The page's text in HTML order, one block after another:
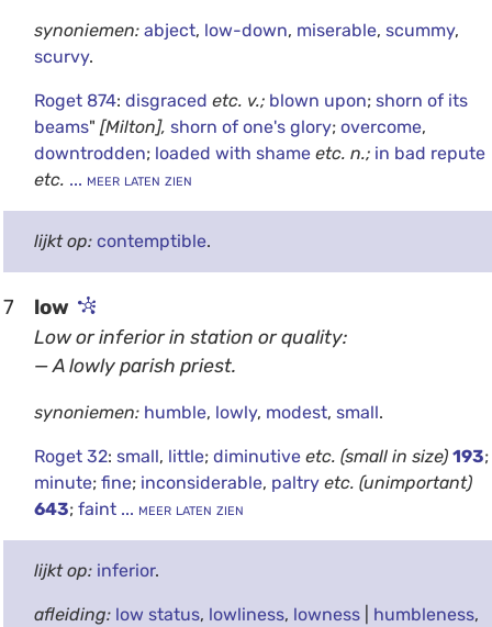
synoniemen: abject, low-down, miserable, scummy,
scurvy.
Roget 874: disgraced etc. v.; blown upon; shorn of its
beams" [Milton], shorn of one's glory; overcome,
downtrodden; loaded with shame etc. n.; in bad repute
etc. ... meer laten zien
lijkt op: contemptible.
7 low
Low or inferior in station or quality:
— A lowly parish priest.
synoniemen: humble, lowly, modest, small.
Roget 32: small, little; diminutive etc. (small in size) 193;
minute; fine; inconsiderable, paltry etc. (unimportant)
643; faint ... meer laten zien
lijkt op: inferior.
afleiding: low status, lowliness, lowness| humbleness,